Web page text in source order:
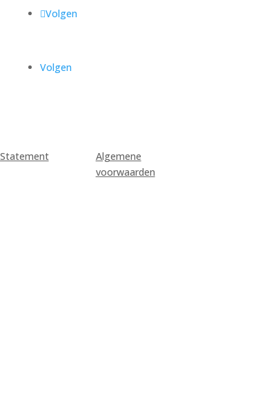
Volgen
Volgen
Algemene
voorwaarden